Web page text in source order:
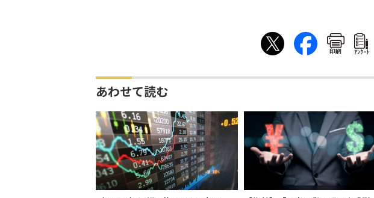
印刷 ｱﾝｹｰﾄ
あわせて読む